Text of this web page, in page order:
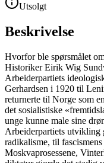
Utsolgt
Beskrivelse
Hvorfor ble spørsmålet
Historiker Eirik Wig
Arbeiderpartiets
Gerhardsen i 1920 til
returnerte til Norge som
det sosialistiske
unge kunne male sine
Arbeiderpartiets utvikling
radikalisme, til
Moskvaprosessene,